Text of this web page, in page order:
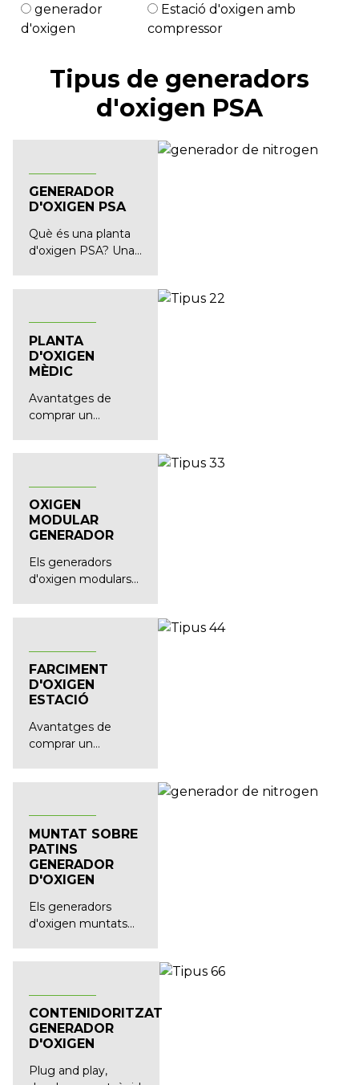
generador
d'oxigen
Estació d'oxigen amb
compressor
Tipus de generadors
d'oxigen PSA
GENERADOR
D'OXIGEN PSA
Què és una planta
d'oxigen PSA? Una
PLANTA
D'OXIGEN
MÈDIC
Avantatges de
comprar un
OXIGEN
MODULAR
GENERADOR
Els generadors
d'oxigen modulars
FARCIMENT
D'OXIGEN
ESTACIÓ
Avantatges de
comprar un
MUNTAT SOBRE
PATINS
GENERADOR
D'OXIGEN
Els generadors
d'oxigen muntats
CONTENIDORITZAT
GENERADOR
D'OXIGEN
Plug and play,